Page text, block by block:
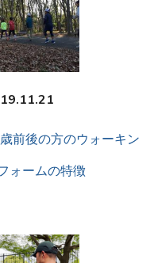
前後の方のウォーキン
ォームの特徴